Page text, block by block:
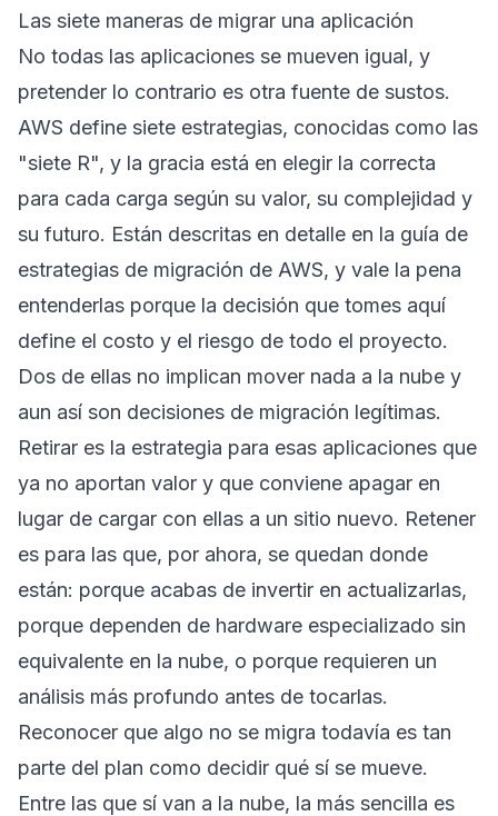
Las siete maneras de migrar una aplicación
No todas las aplicaciones se mueven igual, y
pretender lo contrario es otra fuente de sustos.
AWS define siete estrategias, conocidas como las
"siete R", y la gracia está en elegir la correcta
para cada carga según su valor, su complejidad y
su futuro. Están descritas en detalle en la guía de
estrategias de migración de AWS, y vale la pena
entenderlas porque la decisión que tomes aquí
define el costo y el riesgo de todo el proyecto.
Dos de ellas no implican mover nada a la nube y
aun así son decisiones de migración legítimas.
Retirar es la estrategia para esas aplicaciones que
ya no aportan valor y que conviene apagar en
lugar de cargar con ellas a un sitio nuevo. Retener
es para las que, por ahora, se quedan donde
están: porque acabas de invertir en actualizarlas,
porque dependen de hardware especializado sin
equivalente en la nube, o porque requieren un
análisis más profundo antes de tocarlas.
Reconocer que algo no se migra todavía es tan
parte del plan como decidir qué sí se mueve.
Entre las que sí van a la nube, la más sencilla es